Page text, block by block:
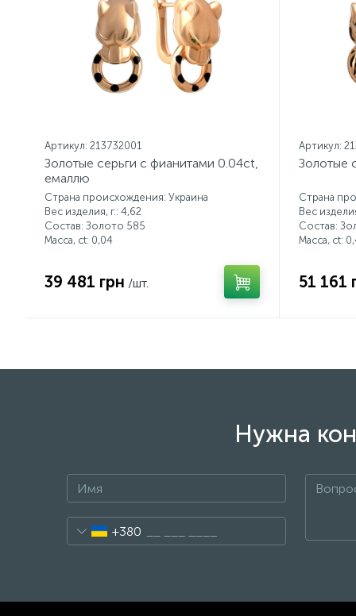
Артикул: 213732001
Золотые серьги с фианитами 0.04ct,
емаллю
Страна происхождения: Украина
Вес изделия, г.: 4,62
Состав: Золото 585
Масса, ct: 0,04
39 481 грн /шт.
Артикул:
Золотые
Страна
Вес
Состав:
Масса, ct:
51 161
Нужна
+380